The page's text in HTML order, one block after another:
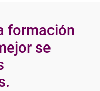
formación
se